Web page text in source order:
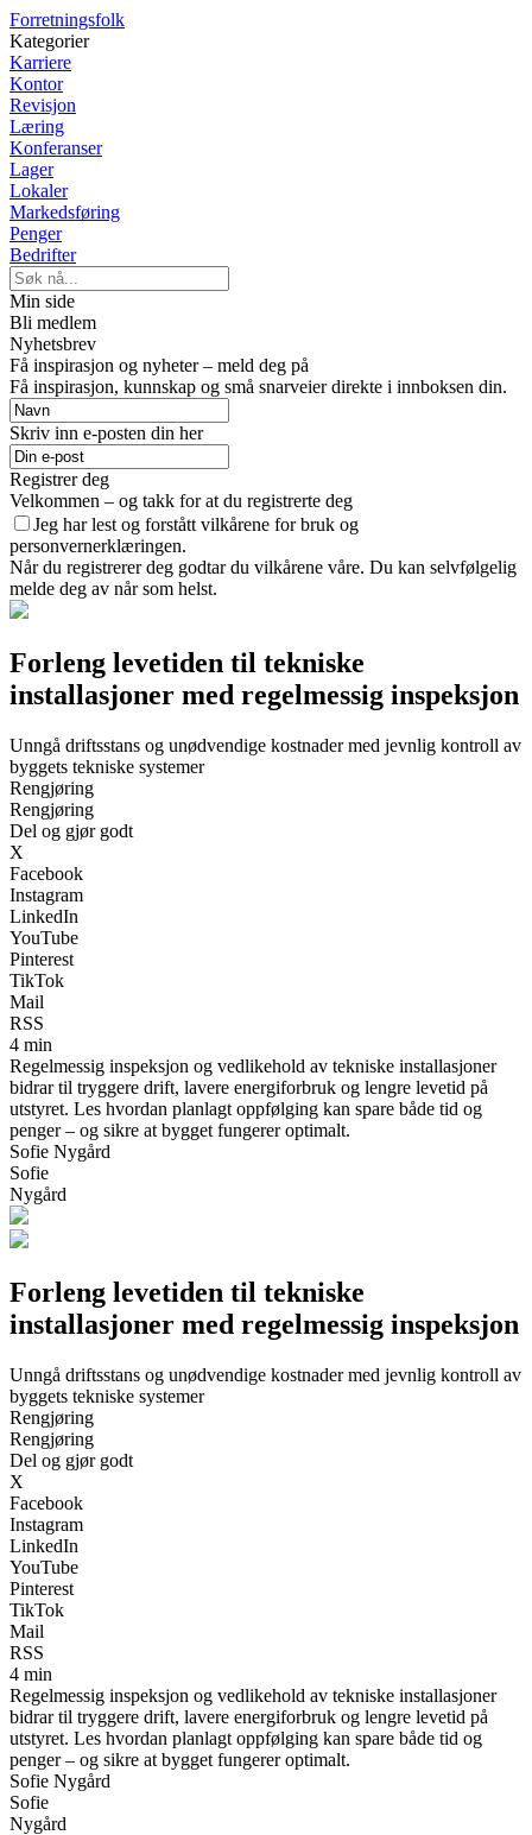
Forretningsfolk
Kategorier
Karriere
Kontor
Revisjon
Læring
Konferanser
Lager
Lokaler
Markedsføring
Penger
Bedrifter
Min side
Bli medlem
Nyhetsbrev
Få inspirasjon og nyheter – meld deg på
Få inspirasjon, kunnskap og små snarveier direkte i innboksen din.
Skriv inn e-posten din her
Registrer deg
Velkommen – og takk for at du registrerte deg
Jeg har lest og forstått vilkårene for bruk og
personvernerklæringen.
Når du registrerer deg godtar du vilkårene våre. Du kan selvfølgelig
melde deg av når som helst.
Forleng levetiden til tekniske
installasjoner med regelmessig inspeksjon
Unngå driftsstans og unødvendige kostnader med jevnlig kontroll av
byggets tekniske systemer
Rengjøring
Rengjøring
Del og gjør godt
X
Facebook
Instagram
LinkedIn
YouTube
Pinterest
TikTok
Mail
RSS
4 min
Regelmessig inspeksjon og vedlikehold av tekniske installasjoner
bidrar til tryggere drift, lavere energiforbruk og lengre levetid på
utstyret. Les hvordan planlagt oppfølging kan spare både tid og
penger – og sikre at bygget fungerer optimalt.
Sofie Nygård
Sofie
Nygård
Forleng levetiden til tekniske
installasjoner med regelmessig inspeksjon
Unngå driftsstans og unødvendige kostnader med jevnlig kontroll av
byggets tekniske systemer
Rengjøring
Rengjøring
Del og gjør godt
X
Facebook
Instagram
LinkedIn
YouTube
Pinterest
TikTok
Mail
RSS
4 min
Regelmessig inspeksjon og vedlikehold av tekniske installasjoner
bidrar til tryggere drift, lavere energiforbruk og lengre levetid på
utstyret. Les hvordan planlagt oppfølging kan spare både tid og
penger – og sikre at bygget fungerer optimalt.
Sofie Nygård
Sofie
Nygård